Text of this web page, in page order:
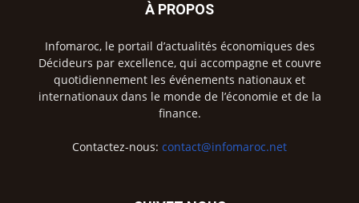
À PROPOS
Infomaroc, le portail d’actualités économiques des
Décideurs par excellence, qui accompagne et couvre
quotidiennement les événements nationaux et
internationaux dans le monde de l’économie et de la
finance.
Contactez-nous: contact@infomaroc.net